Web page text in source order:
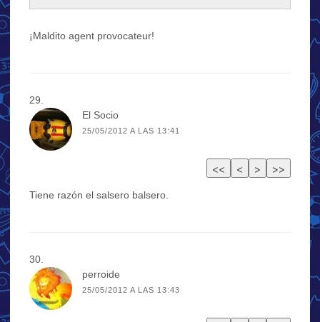
¡Maldito agent provocateur!
El Socio
25/05/2012 A LAS 13:41
Tiene razón el salsero balsero.
perroide
25/05/2012 A LAS 13:43